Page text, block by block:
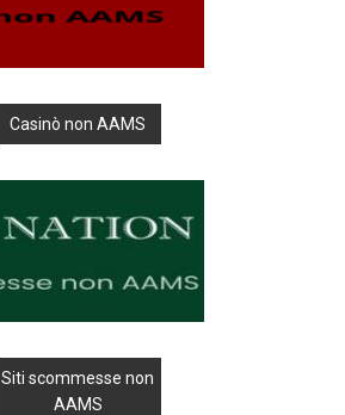
Casinò non AAMS
Siti scommesse non
AAMS